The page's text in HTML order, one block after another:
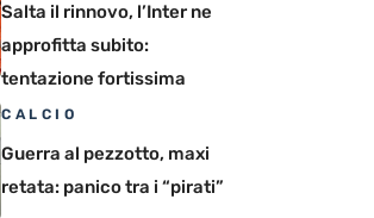
Salta il rinnovo, l’Inter ne
approfitta subito:
tentazione fortissima
CALCIO
Guerra al pezzotto, maxi
retata: panico tra i “pirati”